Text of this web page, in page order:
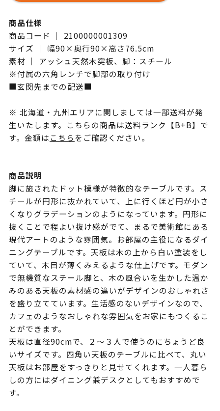
商品仕様
商品コード ｜ 2100000001309
サイズ ｜ 幅90×奥行90×高さ76.5cm
素材 ｜ アッシュ天然木突板、脚：スチール
※付属の六角レンチで脚部の取り付け
■玄関先までの配送■
※ 北海道・九州エリアに関しましては一部送料が発
生いたします。こちらの商品は送料ランク【B+B】で
す。金額はこちらをご確認ください。
商品説明
脚に施されたドット模様が特徴的なテーブルです。ス
チールが円形に抜かれていて、上に行くほど円が小さ
くなりグラデーションのようになっています。円形に
抜くことで程よい抜け感がでて、まるで美術館にある
現代アートのような雰囲気。お部屋の主役になるダイ
ニングテーブルです。天板は木の上から白い塗装をし
ていて、木目が薄くみえるような仕上げです。モダン
で無機質なスチール脚と、木の風合いを生かした温か
みのある天板の素材感の違いがデザインのおしゃれさ
を盛り立てています。生活感のないデザインなので、
カフェのようなおしゃれな雰囲気をお家にもつくるこ
とができます。
天板は直径90cmで、２～３人で使うのにちょうど良
いサイズです。四角い天板のテーブルに比べて、丸い
天板はお部屋をすっきりと見せてくれます。一人暮ら
しの方にはダイニング兼デスクとしてもおすすめで
す。